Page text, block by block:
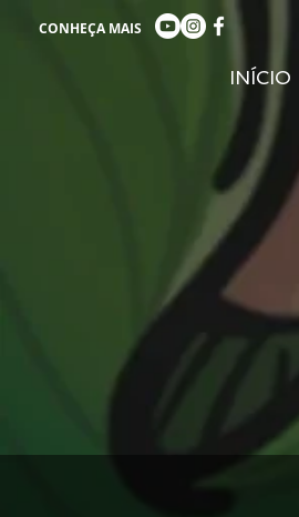
CONHEÇA MAIS
INÍCIO